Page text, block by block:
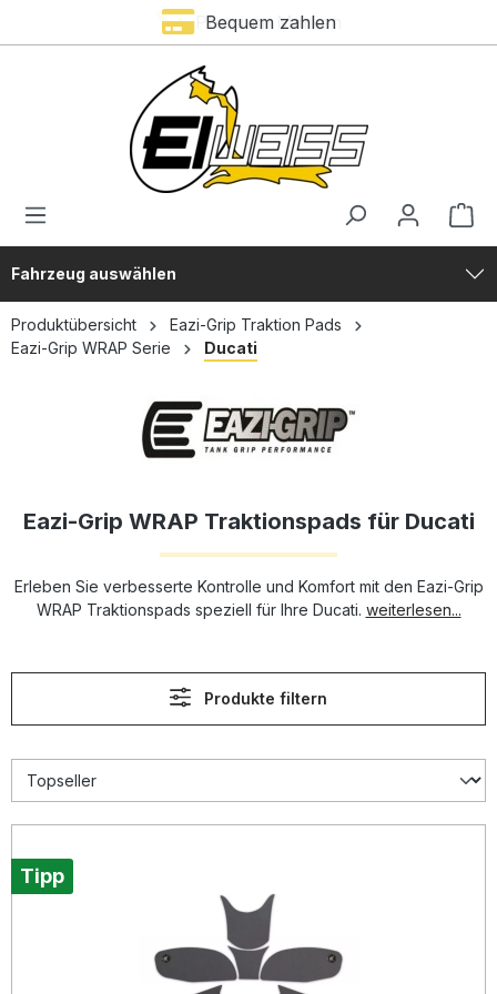
Premium Marken
Bequem zahlen
Fahrzeug auswählen
Produktübersicht
Eazi-Grip Traktion Pads
Eazi-Grip WRAP Serie
Ducati
Eazi-Grip WRAP Traktionspads für Ducati
Erleben Sie verbesserte Kontrolle und Komfort mit den Eazi-Grip
WRAP Traktionspads speziell für Ihre Ducati. weiterlesen...
Produkte filtern
Tipp